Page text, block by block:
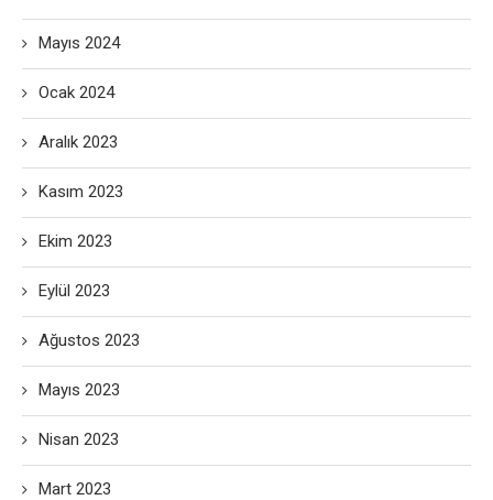
Mayıs 2024
Ocak 2024
Aralık 2023
Kasım 2023
Ekim 2023
Eylül 2023
Ağustos 2023
Mayıs 2023
Nisan 2023
Mart 2023